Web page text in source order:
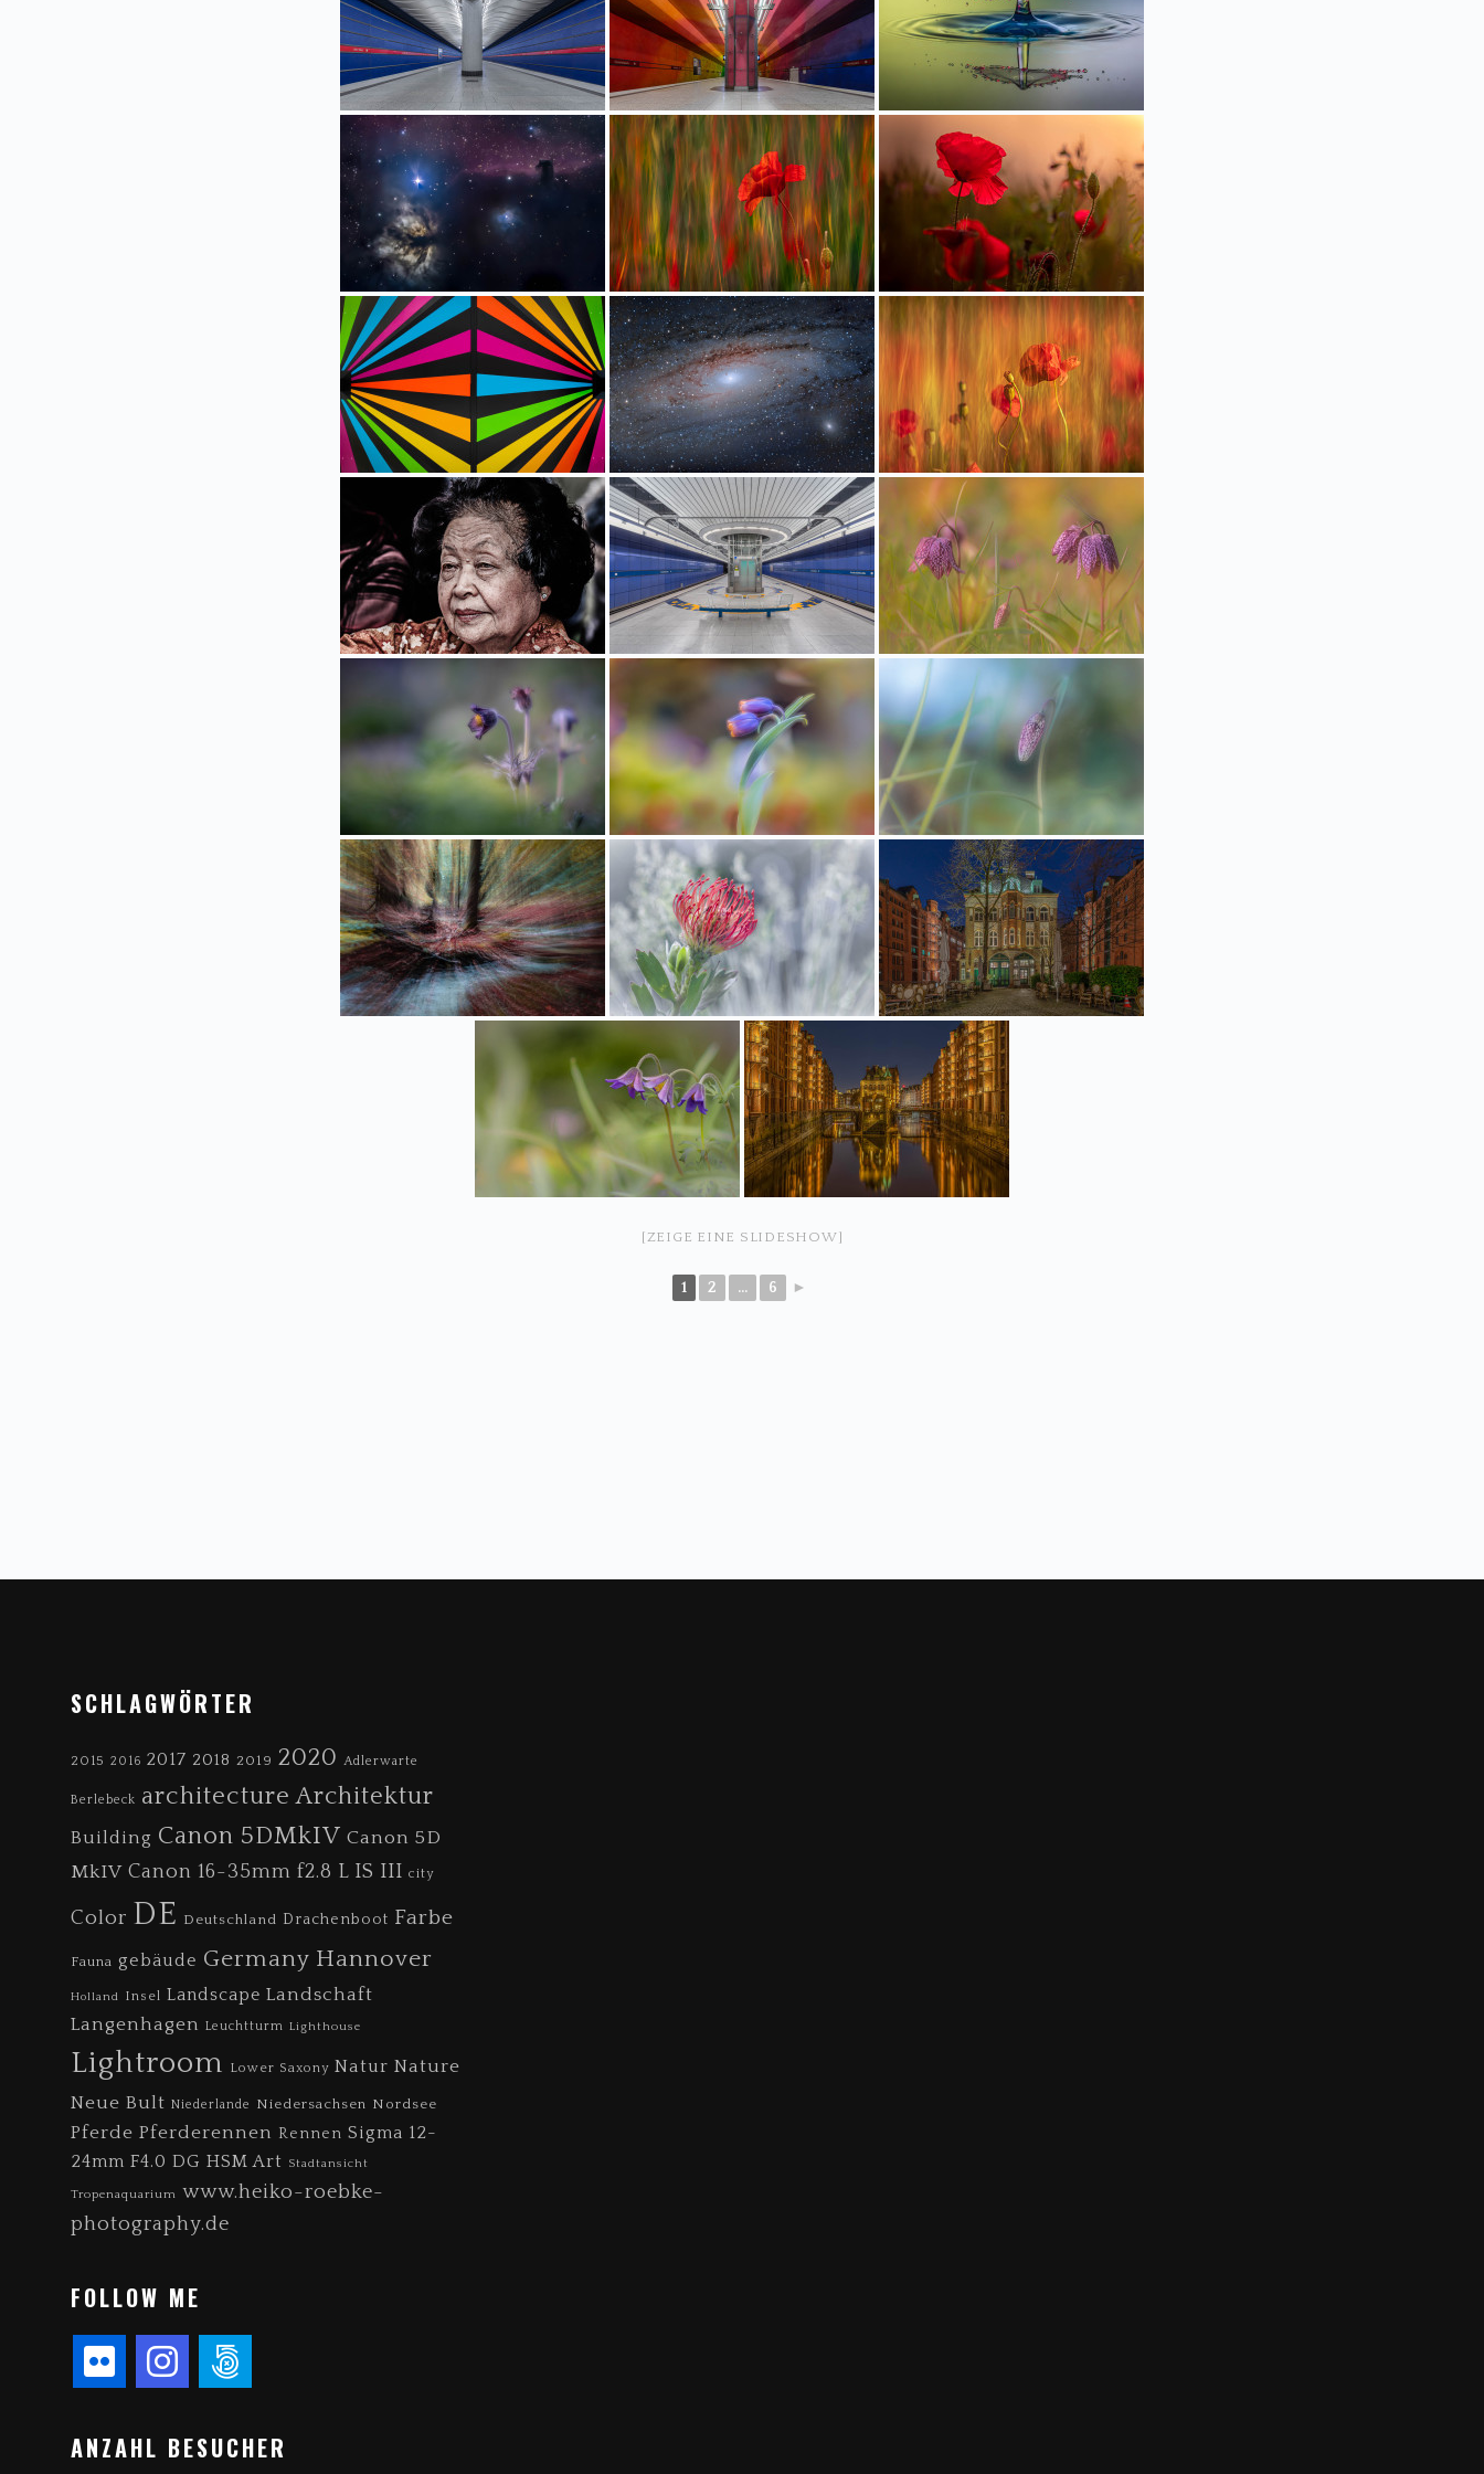
[ZEIGE EINE SLIDESHOW]
1 2 ... 6 ►
FOOTER
SCHLAGWÖRTER
2015 2016 2017 2018 2019 2020 Adlerwarte
Berlebeck architecture Architektur
Building Canon 5DMkIV Canon 5D
MkIV Canon 16-35mm f2.8 L IS III city
Color DE Deutschland Drachenboot Farbe
Fauna gebäude Germany Hannover
Holland Insel Landscape Landschaft
Langenhagen Leuchtturm Lighthouse
Lightroom Lower Saxony Natur Nature
Neue Bult Niederlande Niedersachsen Nordsee
Pferde Pferderennen Rennen Sigma 12-
24mm F4.0 DG HSM Art Stadtansicht
Tropenaquarium www.heiko-roebke-
photography.de
FOLLOW ME
ANZAHL BESUCHER